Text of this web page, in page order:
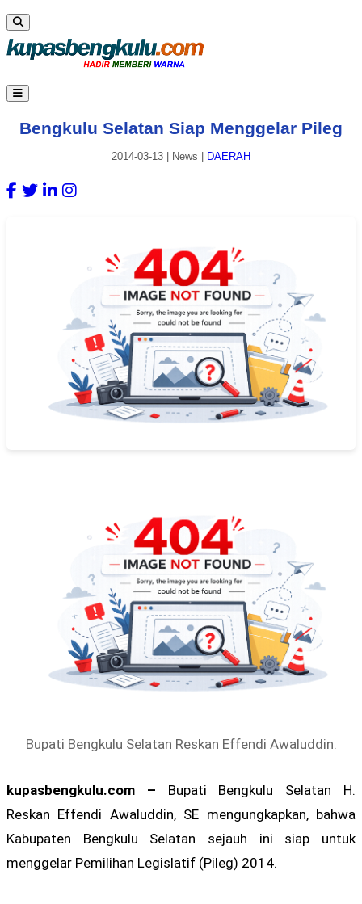
Bengkulu Selatan Siap Menggelar Pileg
2014-03-13 News DAERAH
Bupati Bengkulu Selatan Reskan Effendi Awaluddin.
kupasbengkulu.com – Bupati Bengkulu Selatan H.
Reskan Effendi Awaluddin, SE mengungkapkan, bahwa
Kabupaten Bengkulu Selatan sejauh ini siap untuk
menggelar Pemilihan Legislatif (Pileg) 2014.